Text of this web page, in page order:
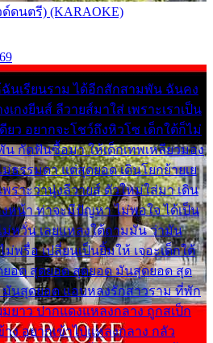
ดนตรี) (KARAOKE)
นเรียนราม ได้อีกสักสามพัน ฉันคง
เกงยีนส์ ลีวายส์มาใส่ เพราะเราเป็น
ยว อยากจะโชว์ถึงหิวโซ เด็กใต้ก็ไม่
กัดฟันซื้อมา ให้เด็กเทพเหลียวมอง
ธรรมดา แต่สุดยอด เดินโยกย้ายเย
ราะว่านุ่งลีวายส์ ตัวใหม่ใส่มา เดิน
หน้า ท่าจะมีปัญหา ไม่พอใจ ได้เป็น
หวั่น เลยแหลงใต้ถามมัน ว่ามัน
พรื่อ เปลี่ยนเป็นยิ้มให้ เจอะเด็กใต้
ยอด สุดยอด สุดยอด มันสุดยอด สุด
นสุดยอด แอบหลงรักสาวราม ที่พัก
มยาว ปากแดงแหลงกลาง ถูกสเป็ก
ง อยากเข้าไปแหลงกลาง กลัว